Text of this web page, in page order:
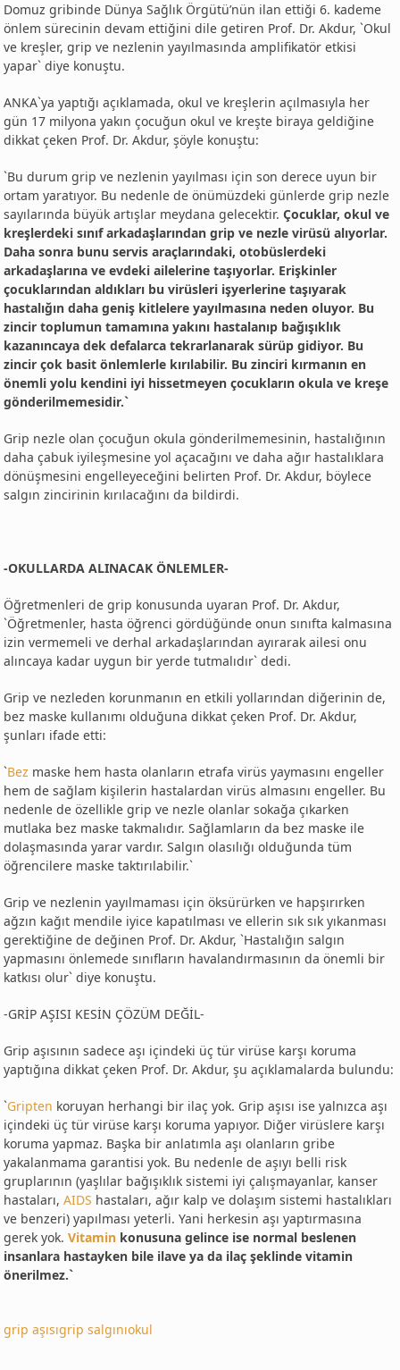
Domuz gribinde Dünya Sağlık Örgütü’nün ilan ettiği 6. kademe
önlem sürecinin devam ettiğini dile getiren Prof. Dr. Akdur, `Okul
ve kreşler, grip ve nezlenin yayılmasında amplifikatör etkisi
yapar` diye konuştu.
ANKA`ya yaptığı açıklamada, okul ve kreşlerin açılmasıyla her
gün 17 milyona yakın çocuğun okul ve kreşte biraya geldiğine
dikkat çeken Prof. Dr. Akdur, şöyle konuştu:
`Bu durum grip ve nezlenin yayılması için son derece uyun bir
ortam yaratıyor. Bu nedenle de önümüzdeki günlerde grip nezle
sayılarında büyük artışlar meydana gelecektir.Çocuklar, okul ve
kreşlerdeki sınıf arkadaşlarından grip ve nezle virüsü alıyorlar.
Daha sonra bunu servis araçlarındaki, otobüslerdeki
arkadaşlarına ve evdeki ailelerine taşıyorlar. Erişkinler
çocuklarından aldıkları bu virüsleri işyerlerine taşıyarak
hastalığın daha geniş kitlelere yayılmasına neden oluyor. Bu
zincir toplumun tamamına yakını hastalanıp bağışıklık
kazanıncaya dek defalarca tekrarlanarak sürüp gidiyor. Bu
zincir çok basit önlemlerle kırılabilir. Bu zinciri kırmanın en
önemli yolu kendini iyi hissetmeyen çocukların okula ve kreşe
gönderilmemesidir.`
Grip nezle olan çocuğun okula gönderilmemesinin, hastalığının
daha çabuk iyileşmesine yol açacağını ve daha ağır hastalıklara
dönüşmesini engelleyeceğini belirten Prof. Dr. Akdur, böylece
salgın zincirinin kırılacağını da bildirdi.
-OKULLARDA ALINACAK ÖNLEMLER-
Öğretmenleri de grip konusunda uyaran Prof. Dr. Akdur,
`Öğretmenler, hasta öğrenci gördüğünde onun sınıfta kalmasına
izin vermemeli ve derhal arkadaşlarından ayırarak ailesi onu
alıncaya kadar uygun bir yerde tutmalıdır` dedi.
Grip ve nezleden korunmanın en etkili yollarından diğerinin de,
bez maske kullanımı olduğuna dikkat çeken Prof. Dr. Akdur,
şunları ifade etti:
`Bez maske hem hasta olanların etrafa virüs yaymasını engeller
hem de sağlam kişilerin hastalardan virüs almasını engeller. Bu
nedenle de özellikle grip ve nezle olanlar sokağa çıkarken
mutlaka bez maske takmalıdır. Sağlamların da bez maske ile
dolaşmasında yarar vardır. Salgın olasılığı olduğunda tüm
öğrencilere maske taktırılabilir.`
Grip ve nezlenin yayılmaması için öksürürken ve hapşırırken
ağzın kağıt mendile iyice kapatılması ve ellerin sık sık yıkanması
gerektiğine de değinen Prof. Dr. Akdur, `Hastalığın salgın
yapmasını önlemede sınıfların havalandırmasının da önemli bir
katkısı olur` diye konuştu.
-GRİP AŞISI KESİN ÇÖZÜM DEĞİL-
Grip aşısının sadece aşı içindeki üç tür virüse karşı koruma
yaptığına dikkat çeken Prof. Dr. Akdur, şu açıklamalarda bulundu:
`Gripten koruyan herhangi bir ilaç yok. Grip aşısı ise yalnızca aşı
içindeki üç tür virüse karşı koruma yapıyor. Diğer virüslere karşı
koruma yapmaz. Başka bir anlatımla aşı olanların gribe
yakalanmama garantisi yok. Bu nedenle de aşıyı belli risk
gruplarının (yaşlılar bağışıklık sistemi iyi çalışmayanlar, kanser
hastaları,AIDS hastaları, ağır kalp ve dolaşım sistemi hastalıkları
ve benzeri) yapılması yeterli. Yani herkesin aşı yaptırmasına
gerek yok.Vitamin konusuna gelince ise normal beslenen
insanlara hastayken bile ilave ya da ilaç şeklinde vitamin
önerilmez.`
grip aşısıgrip salgınıokul